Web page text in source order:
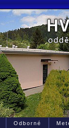
Odborné